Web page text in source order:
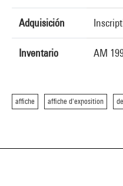
Adquisición
Inventario AM
affiche affiche d'exposition